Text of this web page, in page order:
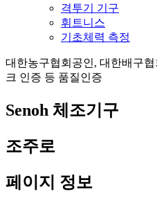
격투기 기구
휘트니스
기초체력 측정
대한농구협회공인, 대한배구
크 인증 등 품질인증
Senoh 체조기구
조주로
페이지 정보